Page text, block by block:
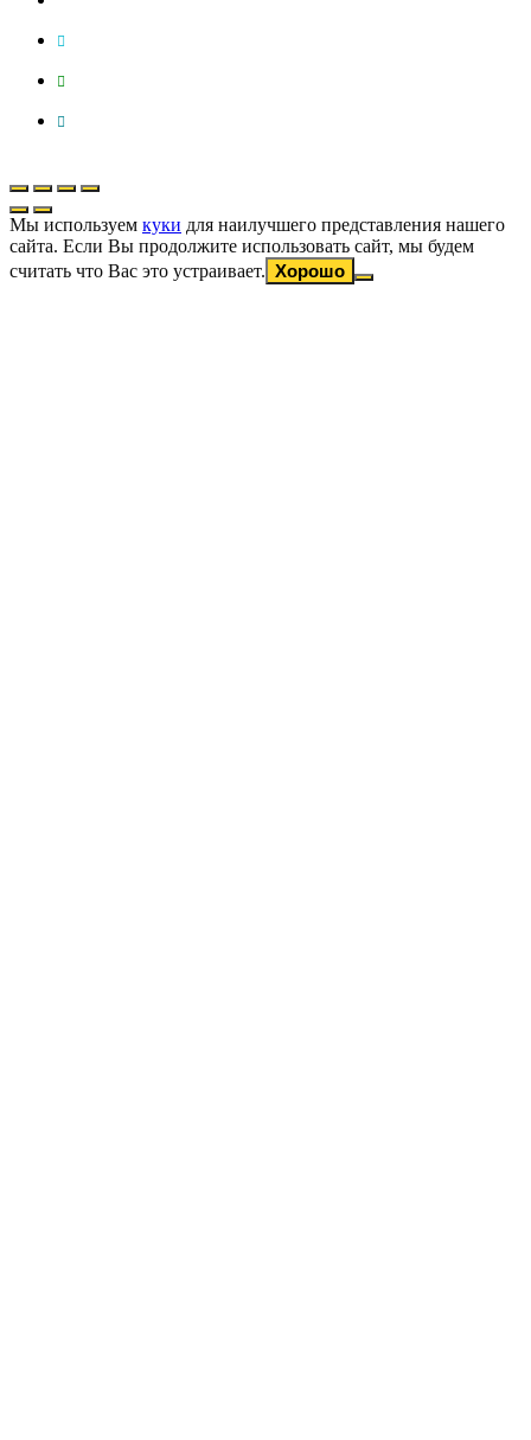
Мы используем куки для наилучшего представления нашего
сайта. Если Вы продолжите использовать сайт, мы будем
считать что Вас это устраивает. Хорошо